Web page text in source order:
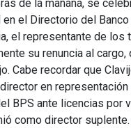
de la mañana, se
el Directorio del
el representante de los
su renuncia al
Cabe recordar que
en
BPS ante licencias por
como director suplente.